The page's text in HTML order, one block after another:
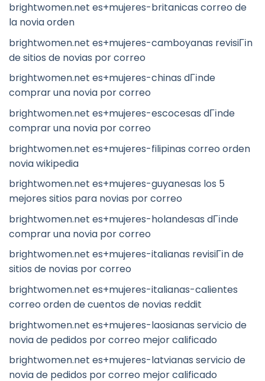
brightwomen.net es+mujeres-britanicas correo de
la novia orden
brightwomen.net es+mujeres-camboyanas revisiГіn
de sitios de novias por correo
brightwomen.net es+mujeres-chinas dГіnde
comprar una novia por correo
brightwomen.net es+mujeres-escocesas dГіnde
comprar una novia por correo
brightwomen.net es+mujeres-filipinas correo orden
novia wikipedia
brightwomen.net es+mujeres-guyanesas los 5
mejores sitios para novias por correo
brightwomen.net es+mujeres-holandesas dГіnde
comprar una novia por correo
brightwomen.net es+mujeres-italianas revisiГіn de
sitios de novias por correo
brightwomen.net es+mujeres-italianas-calientes
correo orden de cuentos de novias reddit
brightwomen.net es+mujeres-laosianas servicio de
novia de pedidos por correo mejor calificado
brightwomen.net es+mujeres-latvianas servicio de
novia de pedidos por correo mejor calificado